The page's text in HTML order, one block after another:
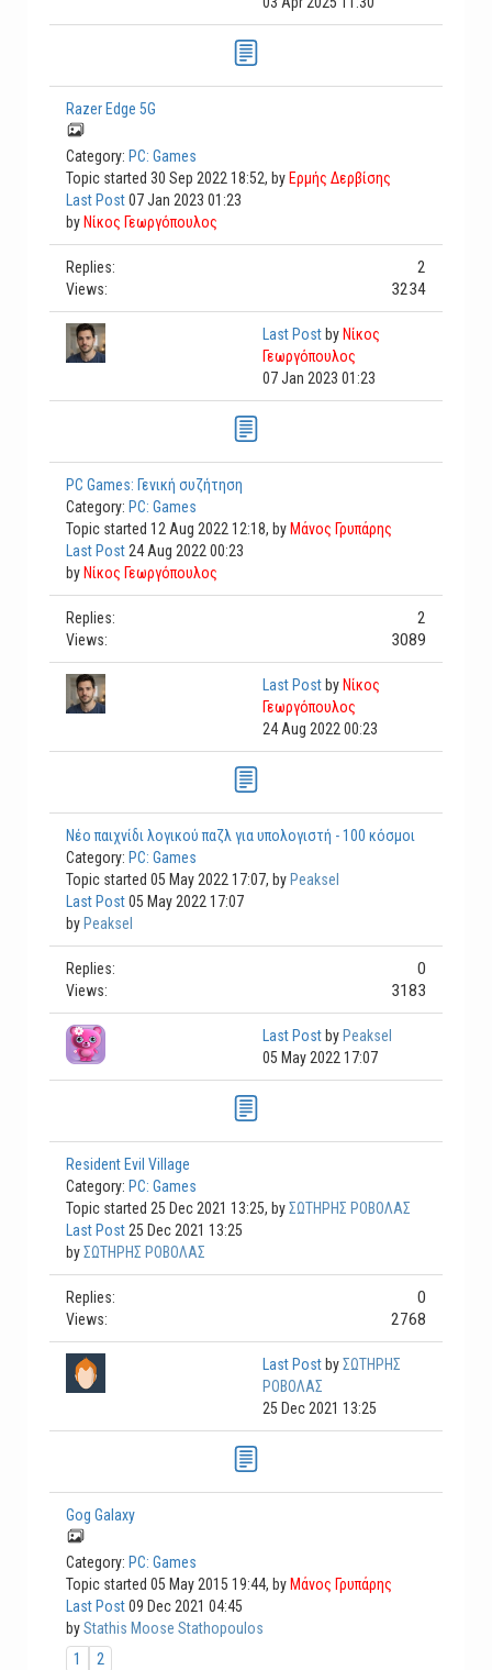
Razer Edge 5G
Category: PC: Games
Topic started 30 Sep 2022 18:52, by Ερμής Δερβίσης
Last Post07 Jan 2023 01:23
by Νίκος Γεωργόπουλος
Replies: 2
Views: 3234
Last Post by Νίκος
Γεωργόπουλος
07 Jan 2023 01:23
PC Games: Γενική συζήτηση
Category: PC: Games
Topic started 12 Aug 2022 12:18, by Μάνος Γρυπάρης
Last Post 24 Aug 2022 00:23
by Νίκος Γεωργόπουλος
Replies: 2
Views: 3089
Last Post by Νίκος
Γεωργόπουλος
24 Aug 2022 00:23
Νέο παιχνίδι λογικού παζλ για υπολογιστή - 100 κόσμοι
Category: PC: Games
Topic started 05 May 2022 17:07, by Peaksel
Last Post05 May 2022 17:07
by Peaksel
Replies: 0
Views: 3183
Last Post by Peaksel
05 May 2022 17:07
Resident Evil Village
Category: PC: Games
Topic started 25 Dec 2021 13:25, byΣΩΤΗΡΗΣ ΡΟΒΟΛΑΣ
Last Post 25 Dec 2021 13:25
byΣΩΤΗΡΗΣ ΡΟΒΟΛΑΣ
Replies: 0
Views: 2768
Last Post byΣΩΤΗΡΗΣ
ΡΟΒΟΛΑΣ
25 Dec 2021 13:25
Gog Galaxy
Category: PC: Games
Topic started 05 May 2015 19:44, by Μάνος Γρυπάρης
Last Post09 Dec 2021 04:45
byStathis Moose Stathopoulos
1 2